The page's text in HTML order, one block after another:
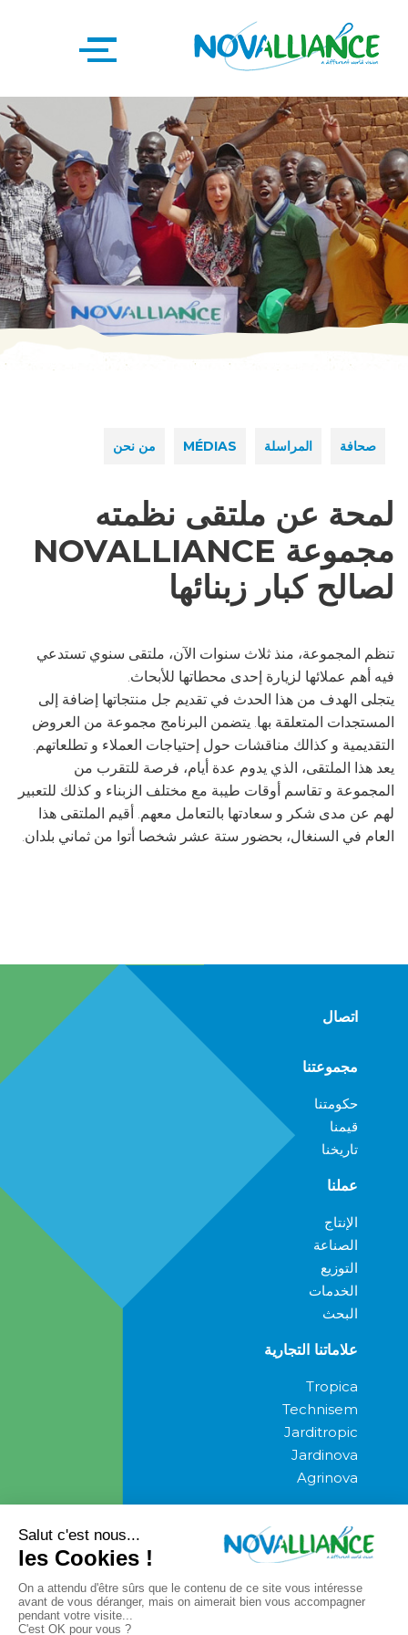
صحافة المراسلة MÉDIAS من نحن
لمحة عن ملتقى نظمته
مجموعة NOVALLIANCE
لصالح كبار زبنائها
تنظم المجموعة، منذ ثلاث سنوات الآن، ملتقى سنوي تستدعي
فيه أهم عملائها لزيارة إحدى محطاتها للأبحاث.
يتجلى الهدف من هذا الحدث في تقديم جل منتجاتها إضافة إلى
المستجدات المتعلقة بها. يتضمن البرنامج مجموعة من العروض
التقديمية و كذالك مناقشات حول إحتياجات العملاء و تطلعاتهم.
يعد هذا الملتقى، الذي يدوم عدة أيام، فرصة للتقرب من
المجموعة و تقاسم أوقات طيبة مع مختلف الزبناء و كذلك للتعبير
لهم عن مدى شكر و سعادتها بالتعامل معهم. أقيم الملتقى هذا
العام في السنغال، بحضور ستة عشر شخصا أتوا من ثماني بلدان.
اتصال
مجموعتنا
حكومتنا
قيمنا
تاريخنا
عملنا
الإنتاج
الصناعة
التوزيع
الخدمات
البحث
علاماتنا التجارية
Tropica
Technisem
Jarditropic
Jardinova
Agrinova
صحافة
صحافة